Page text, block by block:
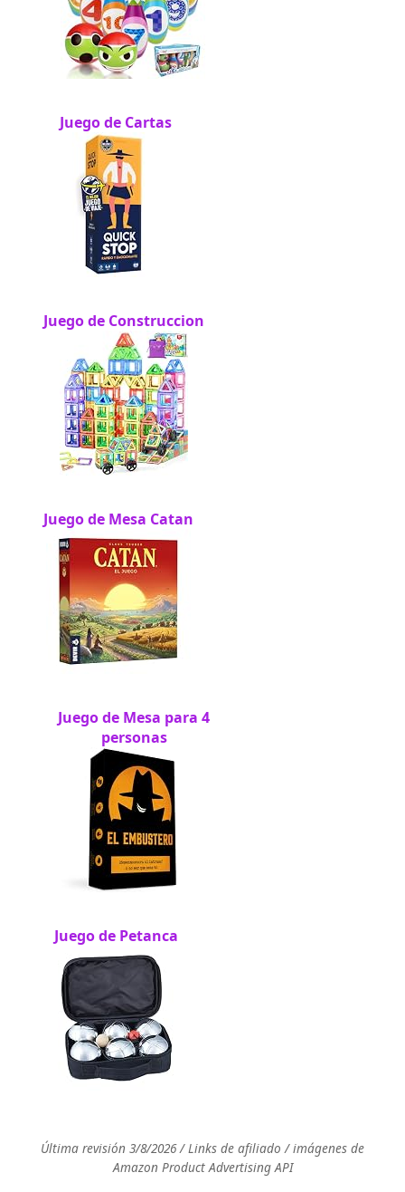
Juego de Cartas
Juego de Construccion
Juego de Mesa Catan
Juego de Mesa para 4
personas
Juego de Petanca
Última revisión 3/8/2026 / Links de afiliado / imágenes de
Amazon Product Advertising API